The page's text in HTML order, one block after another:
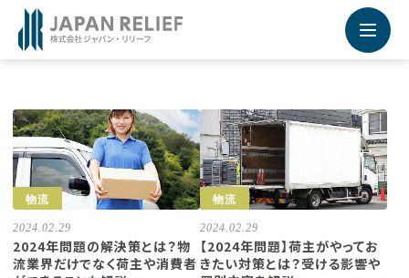
物流
2024.02.29
2024年問題の解決策とは？物
流業界だけでなく荷主や消費者
物流
2024.02.29
【2024年問題】荷主がやってお
きたい対策とは？受ける影響や
Recruiting Site - 採用サイト
未来を運ぶ運送業専門の求人転職情報サービス
採用サイトの詳細はこちらから